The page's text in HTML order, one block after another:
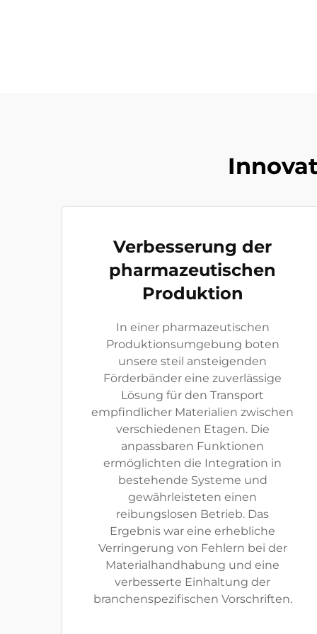
Verbesserung der
pharmazeutischen
Produktion
In einer pharmazeutischen
Produktionsumgebung boten
unsere steil ansteigenden
Förderbänder eine zuverlässige
Lösung für den Transport
empfindlicher Materialien zwischen
verschiedenen Etagen. Die
anpassbaren Funktionen
ermöglichten die Integration in
bestehende Systeme und
gewährleisteten einen
reibungslosen Betrieb. Das
Ergebnis war eine erhebliche
Verringerung von Fehlern bei der
Materialhandhabung und eine
verbesserte Einhaltung der
branchenspezifischen Vorschriften.